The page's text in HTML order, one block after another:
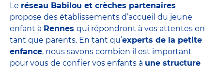
Le réseau Babilou et crèches partenaires
propose des établissements d’accueil du jeune
enfant à Rennes qui répondront à vos attentes en
tant que parents. En tant qu’experts de la petite
enfance, nous savons combien il est important
pour vous de confier vos enfants à une structure